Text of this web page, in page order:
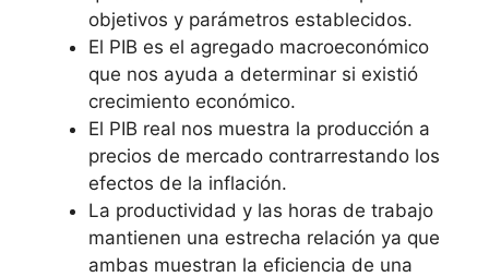
objetivos y parámetros establecidos.
El PIB es el agregado macroeconómico
que nos ayuda a determinar si existió
crecimiento económico.
El PIB real nos muestra la producción a
precios de mercado contrarrestando los
efectos de la inflación.
La productividad y las horas de trabajo
mantienen una estrecha relación ya que
ambas muestran la eficiencia de una